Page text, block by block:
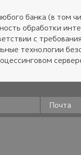
банка (в том
обработки
с
технологии
Почта